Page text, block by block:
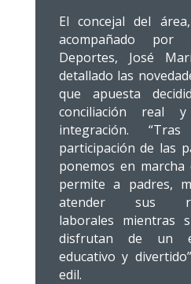
El concejal del
acompañado
Deportes, José
detallado las
que apuesta
conciliación real
integración.
participación de las
ponemos en marcha
permite a padres,
atender sus
laborales mientras
disfrutan de un
educativo y
edil.